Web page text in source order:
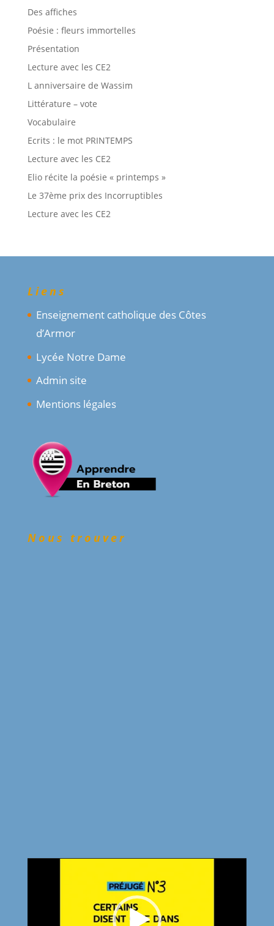
Des affiches
Poésie : fleurs immortelles
Présentation
Lecture avec les CE2
L anniversaire de Wassim
Littérature – vote
Vocabulaire
Ecrits : le mot PRINTEMPS
Lecture avec les CE2
Elio récite la poésie « printemps »
Le 37ème prix des Incorruptibles
Lecture avec les CE2
Liens
Enseignement catholique des Côtes
d’Armor
Lycée Notre Dame
Admin site
Mentions légales
Nous trouver